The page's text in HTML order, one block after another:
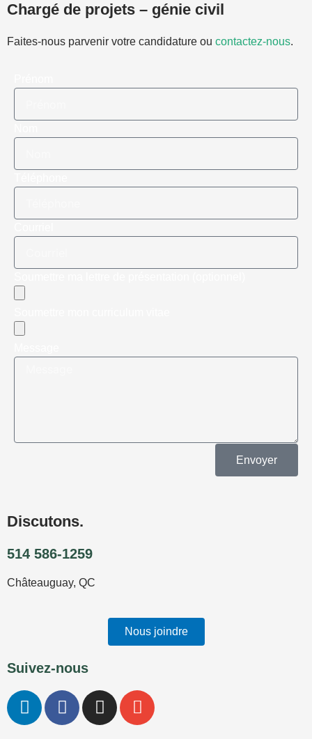
Chargé de projets – génie civil
Faites-nous parvenir votre candidature ou contactez-nous.
Envoyer
Discutons.
514 586-1259
Châteauguay, QC
Nous joindre
Suivez-nous
L
i
F
a
I
n
E
n